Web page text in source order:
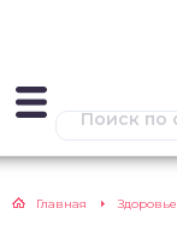
Главная Здоровье